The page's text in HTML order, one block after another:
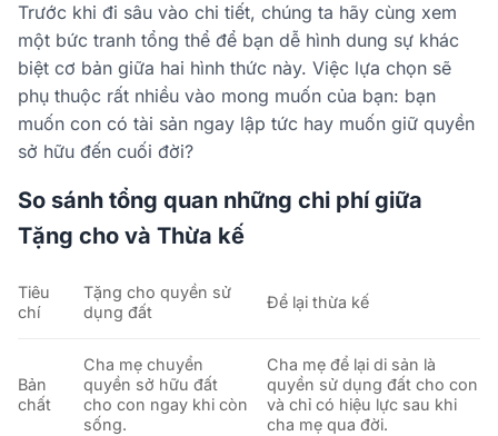
Trước khi đi sâu vào chi tiết, chúng ta hãy cùng xem
một bức tranh tổng thể để bạn dễ hình dung sự khác
biệt cơ bản giữa hai hình thức này. Việc lựa chọn sẽ
phụ thuộc rất nhiều vào mong muốn của bạn: bạn
muốn con có tài sản ngay lập tức hay muốn giữ quyền
sở hữu đến cuối đời?
So sánh tổng quan những chi phí giữa
Tặng cho và Thừa kế
Tiêu
chí
Tặng cho quyền sử
dụng đất
Để lại thừa kế
Bản
chất
Cha mẹ chuyển
quyền sở hữu đất
cho con ngay khi còn
sống.
Cha mẹ để lại di sản là
quyền sử dụng đất cho con
và chỉ có hiệu lực sau khi
cha mẹ qua đời.